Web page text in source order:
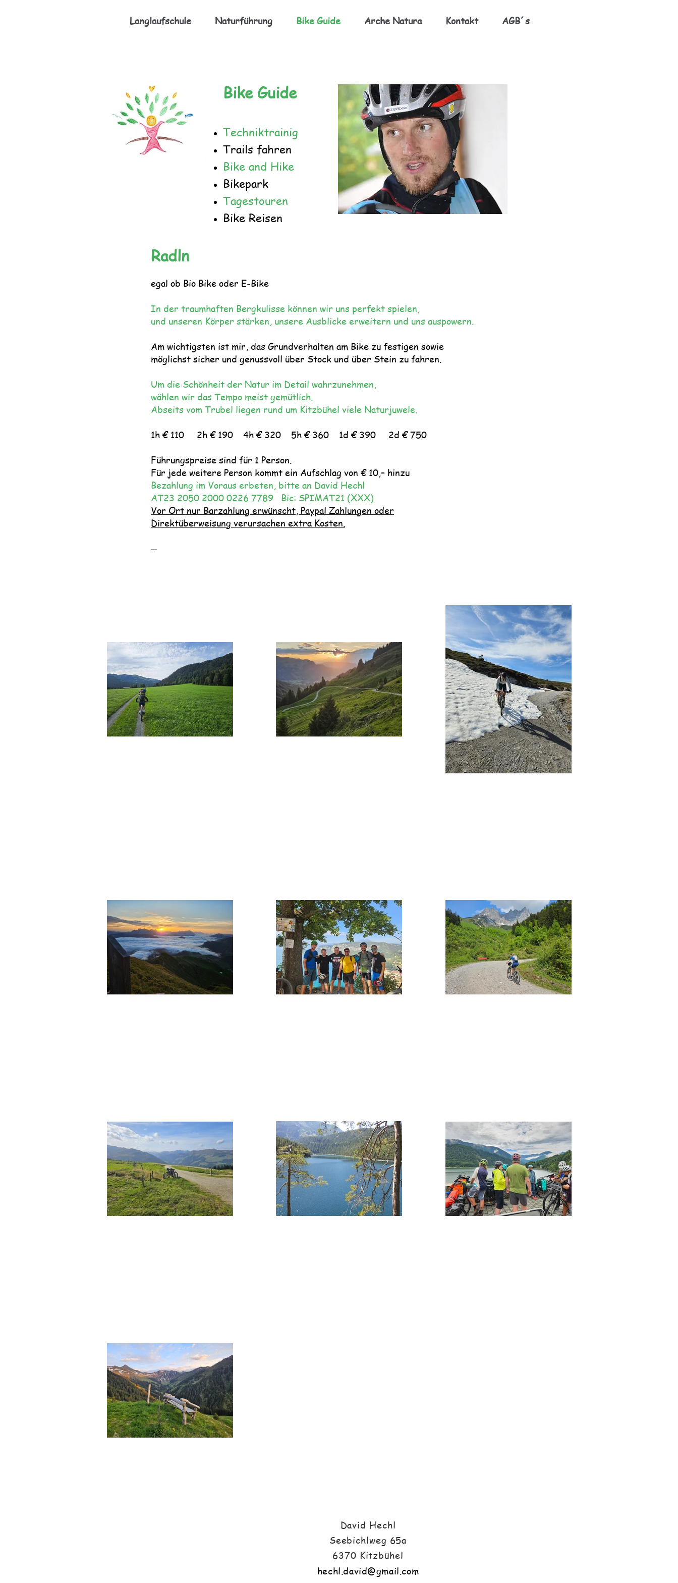
Langlaufschule Naturführung Bike Guide Arche Natura Kontakt AGB´s
Bike Guide
Techniktrainig
Trails fahren
Bike and Hike
Bikepark
Tagestouren
Bike Reisen
Radln
egal ob Bio Bike oder E-Bike
In der traumhaften Bergkulisse können wir uns perfekt spielen,
und unseren Körper stärken, unsere Ausblicke erweitern und uns auspowern.
Am wichtigsten ist mir, das Grundverhalten am Bike zu festigen sowie
möglichst sicher und genussvoll über Stock und über Stein zu fahren.
Um die Schönheit der Natur im Detail wahrzunehmen,
wählen wir das Tempo meist gemütlich.
Abseits vom Trubel liegen rund um Kitzbühel viele Naturjuwele.
1h € 110 2h € 190 4h € 320 5h € 360 1d € 390 2d € 750
Führungspreise sind für 1 Person.
Für jede weitere Person kommt ein Aufschlag von € 10,– hinzu
Bezahlung im Voraus erbeten, bitte an David Hechl
AT23 2050 2000 0226 7789 Bic: SPIMAT21 (XXX)
Vor Ort nur Barzahlung erwünscht, Paypal Zahlungen oder
Direktüberweisung verursachen extra Kosten.
...
David Hechl
Seebichlweg 65a
6370 Kitzbühel
hechl.david@gmail.com